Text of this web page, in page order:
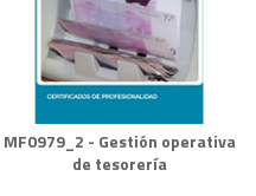
MF0979_2 - Gestión operativa
de tesorería